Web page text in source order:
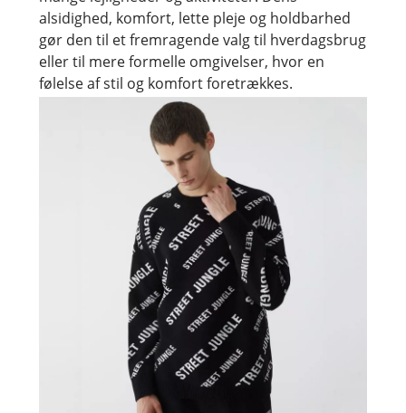
alsidighed, komfort, lette pleje og holdbarhed
gør den til et fremragende valg til hverdagsbrug
eller til mere formelle omgivelser, hvor en
følelse af stil og komfort foretrækkes.